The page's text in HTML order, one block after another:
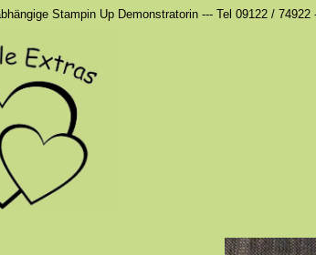
Stampin Up Demonstratorin --- Tel 09122 /